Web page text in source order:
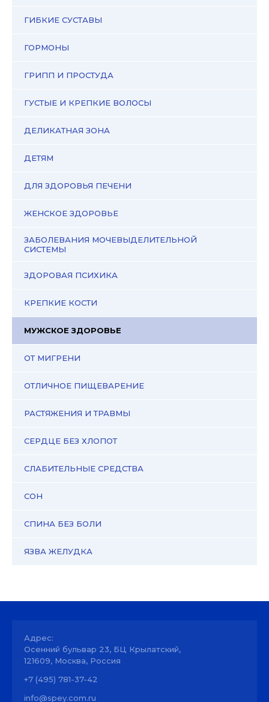
ГИБКИЕ СУСТАВЫ
ГОРМОНЫ
ГРИПП И ПРОСТУДА
ГУСТЫЕ И КРЕПКИЕ ВОЛОСЫ
ДЕЛИКАТНАЯ ЗОНА
ДЕТЯМ
ДЛЯ ЗДОРОВЬЯ ПЕЧЕНИ
ЖЕНСКОЕ ЗДОРОВЬЕ
ЗАБОЛЕВАНИЯ МОЧЕВЫДЕЛИТЕЛЬНОЙ
СИСТЕМЫ
ЗДОРОВАЯ ПСИХИКА
КРЕПКИЕ КОСТИ
МУЖСКОЕ ЗДОРОВЬЕ
ОТ МИГРЕНИ
ОТЛИЧНОЕ ПИЩЕВАРЕНИЕ
РАСТЯЖЕНИЯ И ТРАВМЫ
СЕРДЦЕ БЕЗ ХЛОПОТ
СЛАБИТЕЛЬНЫЕ СРЕДСТВА
СОН
СПИНА БЕЗ БОЛИ
ЯЗВА ЖЕЛУДКА
Адрес:
Осенний бульвар 23, БЦ Крылатский,
121609, Москва, Россия
+7 (495) 781-37-42
info@spey.com.ru